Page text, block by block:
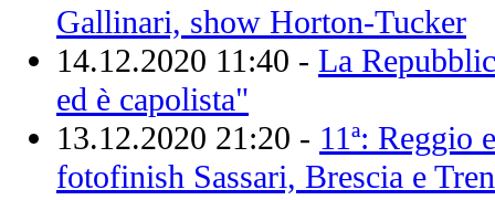
Gallinari, show Horton-Tucker
14.12.2020 11:40 - La
ed è capolista"
13.12.2020 21:20 - 11ª: Reggio
fotofinish Sassari, Brescia e